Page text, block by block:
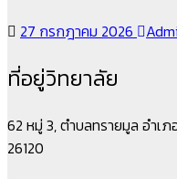
27 กรกฎาคม 2026
ที่อยู่วิทยาลัย
62 หมู่ 3, ตำบลทรายมูล อำเ
26120